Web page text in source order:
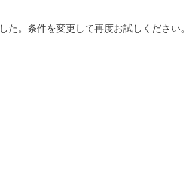
た。条件を変更して再度お試しください。